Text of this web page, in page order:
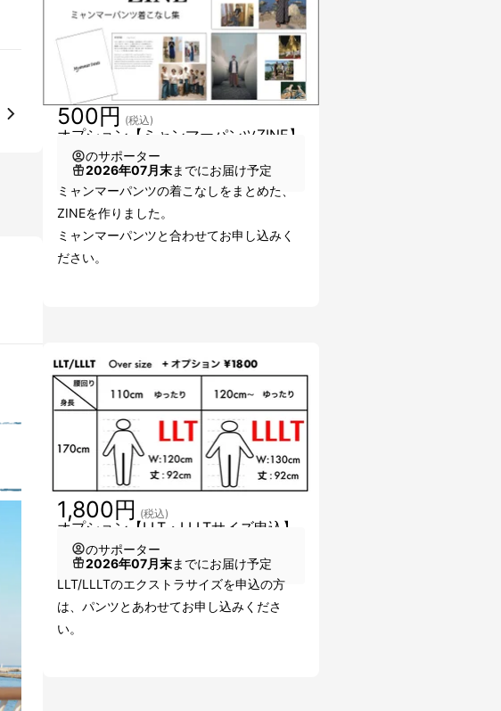
オプション【ミャンマーパンツZINE】
500円 (税込)
のサポーター
2026年07月末までにお届け予定
ミャンマーパンツの着こなしをまとめた、
ZINEを作りました。
ミャンマーパンツと合わせてお申し込みく
ださい。
オプション【LLT・LLLTサイズ申込】
1,800円 (税込)
のサポーター
2026年07月末までにお届け予定
LLT/LLLTのエクストラサイズを申込の方
は、パンツとあわせてお申し込みくださ
い。